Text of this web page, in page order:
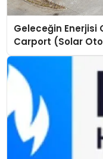
Geleceğin Enerjisi
Carport (Solar